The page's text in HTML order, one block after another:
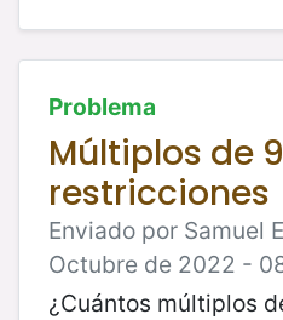
Problema
Múltiplos de
restricciones
Enviado por Samuel
Octubre de 2022 -
¿Cuántos múltiplos